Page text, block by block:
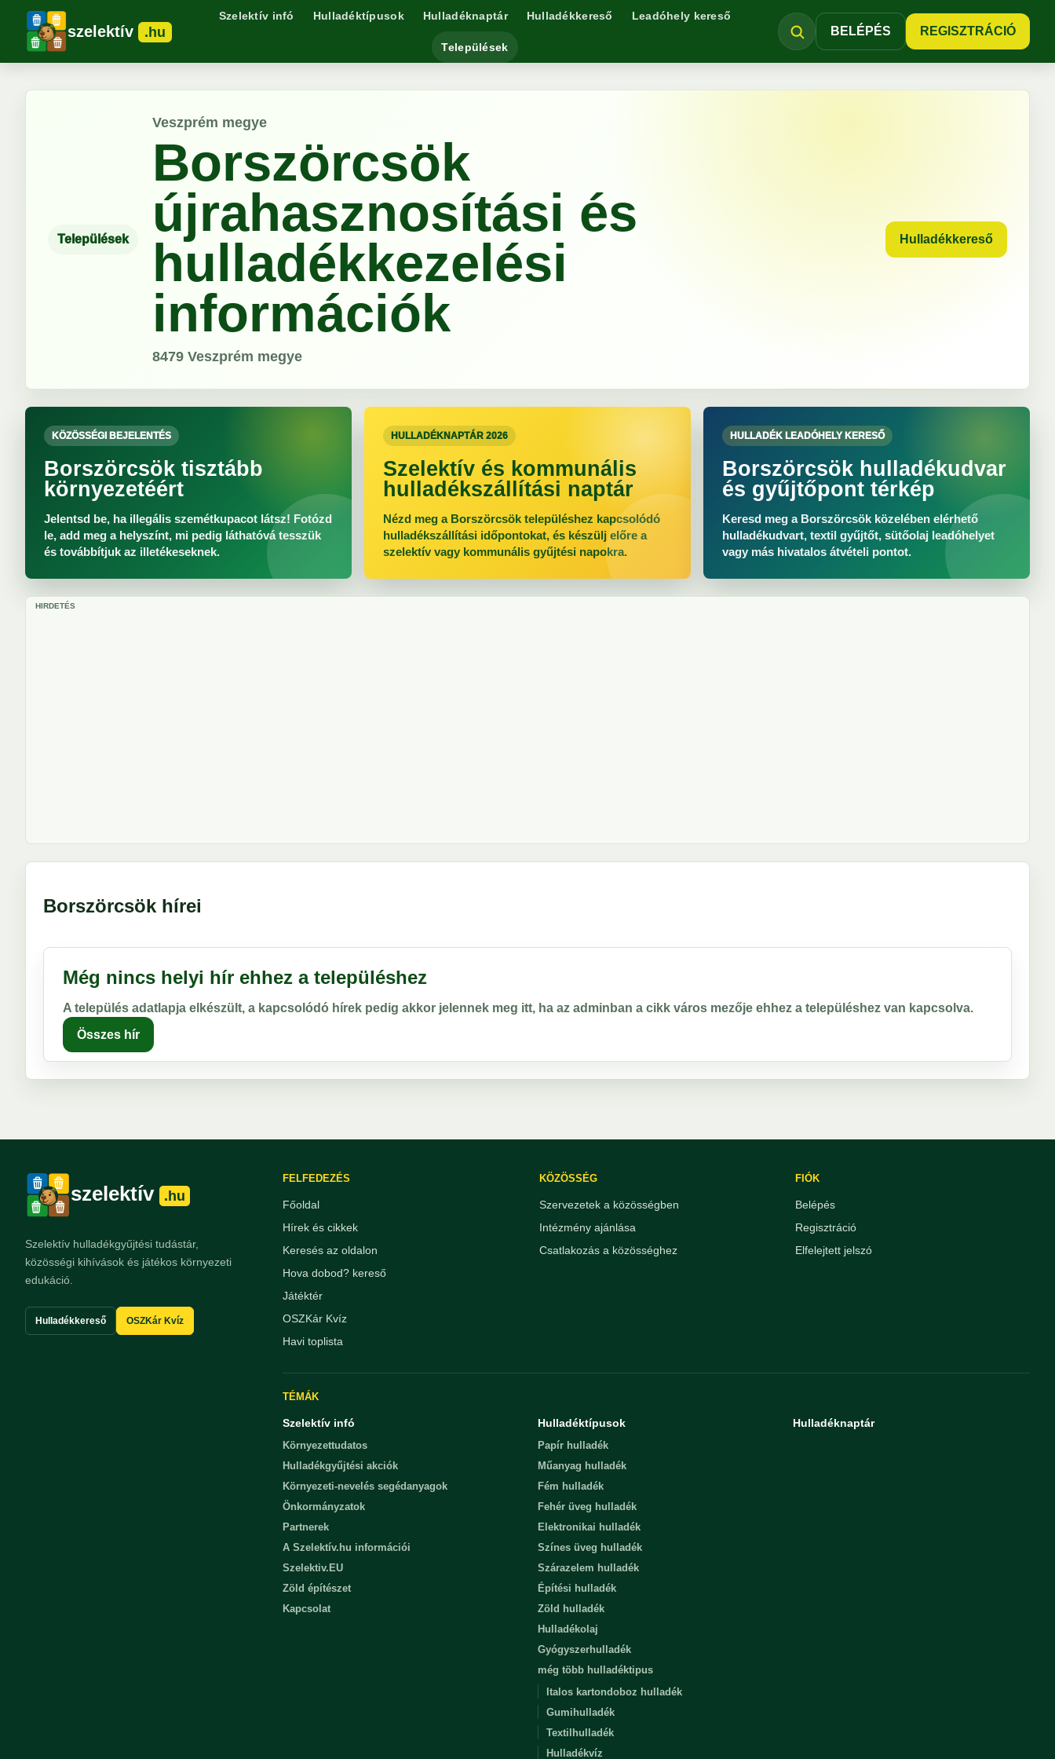
szelektív .hu
Szelektív infó Hulladéktípusok Hulladéknaptár Hulladékkereső Leadóhely kereső
Települések
BELÉPÉS REGISZTRÁCIÓ
Települések
Veszprém megye
Borszörcsök
újrahasznosítási és
hulladékkezelési
információk
8479 Veszprém megye
Hulladékkereső
KÖZÖSSÉGI BEJELENTÉS
Borszörcsök tisztább
környezetéért
Jelentsd be, ha illegális szemétkupacot látsz! Fotózd
le, add meg a helyszínt, mi pedig láthatóvá tesszük
és továbbítjuk az illetékeseknek.
HULLADÉKNAPTÁR 2026
Szelektív és kommunális
hulladékszállítási naptár
Nézd meg a Borszörcsök településhez kapcsolódó
hulladékszállítási időpontokat, és készülj előre a
szelektív vagy kommunális gyűjtési napokra.
HULLADÉK LEADÓHELY KERESŐ
Borszörcsök hulladékudvar
és gyűjtőpont térkép
Keresd meg a Borszörcsök közelében elérhető
hulladékudvart, textil gyűjtőt, sütőolaj leadóhelyet
vagy más hivatalos átvételi pontot.
HIRDETÉS
Borszörcsök hírei
Még nincs helyi hír ehhez a településhez
A település adatlapja elkészült, a kapcsolódó hírek pedig akkor jelennek meg itt, ha az adminban a cikk város mezője ehhez a településhez van kapcsolva.
Összes hír
szelektív .hu
Szelektív hulladékgyűjtési tudástár,
közösségi kihívások és játékos környezeti
edukáció.
Hulladékkereső OSZKár Kvíz
FELFEDEZÉS
Főoldal
Hírek és cikkek
Keresés az oldalon
Hova dobod? kereső
Játéktér
OSZKár Kvíz
Havi toplista
KÖZÖSSÉG
Szervezetek a közösségben
Intézmény ajánlása
Csatlakozás a közösséghez
FIÓK
Belépés
Regisztráció
Elfelejtett jelszó
TÉMÁK
Szelektív infó
Környezettudatos
Hulladékgyűjtési akciók
Környezeti-nevelés segédanyagok
Önkormányzatok
Partnerek
A Szelektív.hu információi
Szelektiv.EU
Zöld építészet
Kapcsolat
Hulladéktípusok
Papír hulladék
Műanyag hulladék
Fém hulladék
Fehér üveg hulladék
Elektronikai hulladék
Színes üveg hulladék
Szárazelem hulladék
Építési hulladék
Zöld hulladék
Hulladékolaj
Gyógyszerhulladék
még több hulladéktipus
Italos kartondoboz hulladék
Gumihulladék
Textilhulladék
Hulladékvíz
Hulladéknaptár